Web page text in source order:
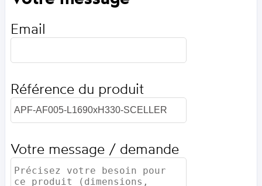
Email
Référence du produit
Votre message / demande